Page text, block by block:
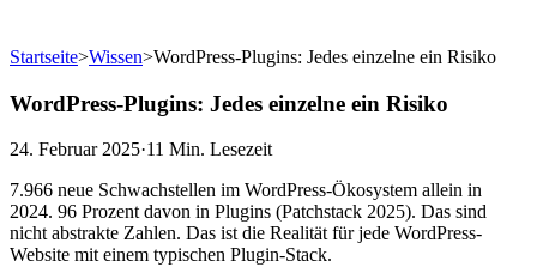
Startseite>Wissen>WordPress-Plugins: Jedes einzelne ein Risiko
WordPress-Plugins: Jedes einzelne ein Risiko
24. Februar 2025·11 Min. Lesezeit
7.966 neue Schwachstellen im WordPress-Ökosystem allein in
2024. 96 Prozent davon in Plugins (Patchstack 2025). Das sind
nicht abstrakte Zahlen. Das ist die Realität für jede WordPress-
Website mit einem typischen Plugin-Stack.